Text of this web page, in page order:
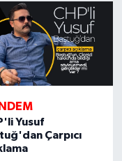
Yusuf
Çarpıcı